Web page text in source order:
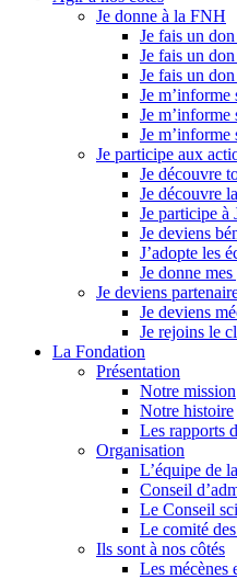
Je donne à la FNH
Je fais un
Je fais un
Je fais un
Je m’informe
Je m’informe
Je m’informe
Je participe aux
Je découvre
Je découvre
Je participe à
Je deviens
J’adopte les
Je donne
Je deviens
Je deviens
Je rejoins le
La Fondation
Présentation
Notre mission
Notre histoire
Les rapports
Organisation
L’équipe de
Conseil
Le Conseil
Le comité
Ils sont à nos côtés
Les mécènes